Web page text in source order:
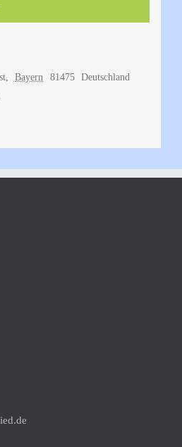
, Bayern 81475
Deutschland